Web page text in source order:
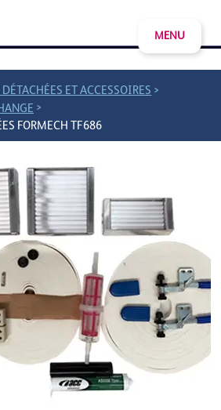
MENU
DÉTACHÉES ET ACCESSOIRES >
>
FORMECH TF686